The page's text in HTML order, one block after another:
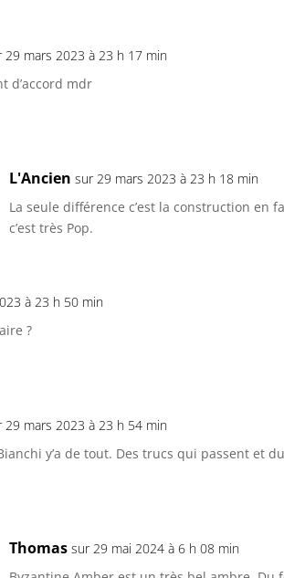
29 mars 2023 à 23 h 17 min
d’accord mdr
L'Ancien sur 29 mars 2023 à 23 h 18 min
La seule différence c’est la construction en
c’est très Pop.
à 23 h 50 min
?
29 mars 2023 à 23 h 54 min
y’a de tout. Des trucs qui passent et
Thomas sur 29 mai 2024 à 6 h 08 min